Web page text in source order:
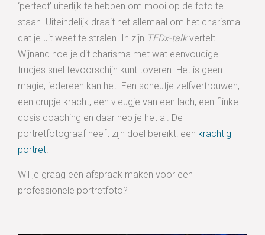
‘perfect’ uiterlijk te hebben om mooi op de foto te
staan. Uiteindelijk draait het allemaal om het charisma
dat je uit weet te stralen. In zijn TEDx-talkvertelt
Wijnand hoe je dit charisma met wat eenvoudige
trucjes snel tevoorschijn kunt toveren. Het is geen
magie, iedereen kan het. Een scheutje zelfvertrouwen,
een drupje kracht, een vleugje van een lach, een flinke
dosis coaching en daar heb je het al. De
portretfotograaf heeft zijn doel bereikt: een krachtig
portret.
Wil je graag een afspraak maken voor een
professionele portretfoto?